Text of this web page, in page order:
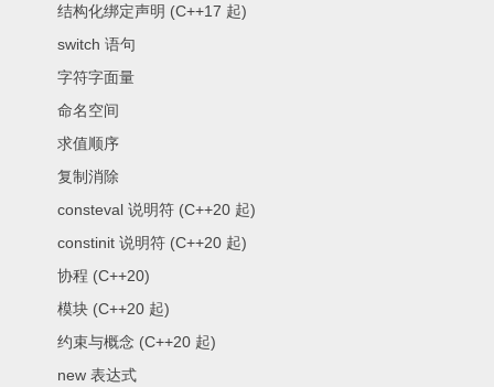
结构化绑定声明 (C++17 起)
switch 语句
字符字面量
命名空间
求值顺序
复制消除
consteval 说明符 (C++20 起)
constinit 说明符 (C++20 起)
协程 (C++20)
模块 (C++20 起)
约束与概念 (C++20 起)
new 表达式